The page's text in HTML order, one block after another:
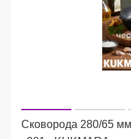
Сковорода 280/65